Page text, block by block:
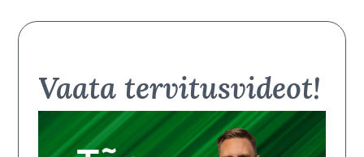
Vaata tervitusvideot!